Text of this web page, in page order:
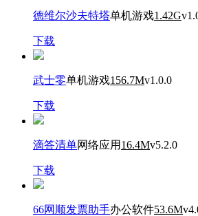
德维尔沙夫特塔单机游戏1.42G
下载
武士零单机游戏156.7Mv1.0.0
下载
滴答清单网络应用 16.4Mv5.2.0
下载
66网顺发票助手办公软件53.6M